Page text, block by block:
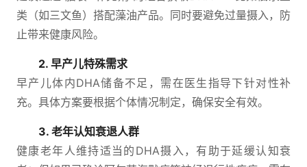
类（如三文鱼）搭配藻油产品。同时要避免过量摄入，防
止带来健康风险。
2. 早产儿特殊需求
早产儿体内DHA储备不足，需在医生指导下针对性补
充。具体方案要根据个体情况制定，确保安全有效。
3. 老年认知衰退人群
健康老年人维持适当的DHA摄入，有助于延缓认知衰